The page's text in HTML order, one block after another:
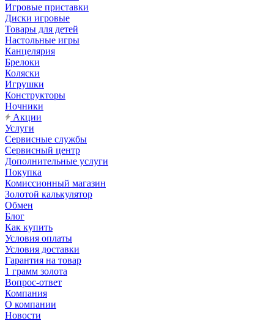
Игровые приставки
Диски игровые
Товары для детей
Настольные игры
Канцелярия
Брелоки
Коляски
Игрушки
Конструкторы
Ночники
Акции
Услуги
Сервисные службы
Сервисный центр
Дополнительные услуги
Покупка
Комиссионный магазин
Золотой калькулятор
Обмен
Блог
Как купить
Условия оплаты
Условия доставки
Гарантия на товар
1 грамм золота
Вопрос-ответ
Компания
О компании
Новости